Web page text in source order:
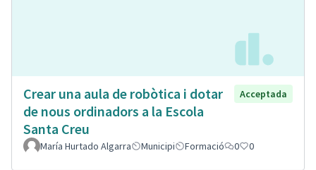
Crear una aula de robòtica i dotar
de nous ordinadors a la Escola
Santa Creu
Acceptada
María Hurtado Algarra Municipi Formació 0 0